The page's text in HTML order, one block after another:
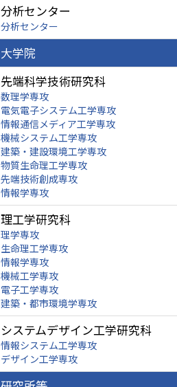
分析センター
分析センター
大学院
先端科学技術研究科
数理学専攻
電気電子システム工学専攻
情報通信メディア工学専攻
機械システム工学専攻
建築・建設環境工学専攻
物質生命理工学専攻
先端技術創成専攻
情報学専攻
理工学研究科
理学専攻
生命理工学専攻
情報学専攻
機械工学専攻
電子工学専攻
建築・都市環境学専攻
システムデザイン工学研究科
情報システム工学専攻
デザイン工学専攻